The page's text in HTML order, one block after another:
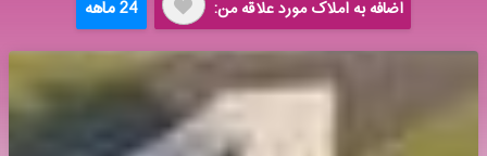
اضافه به املاک مورد علاقه من: 24 ماهه